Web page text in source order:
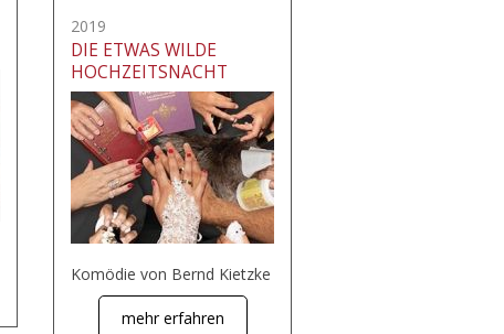
2019
DIE ETWAS WILDE
HOCHZEITSNACHT
Komödie von Bernd Kietzke
mehr erfahren